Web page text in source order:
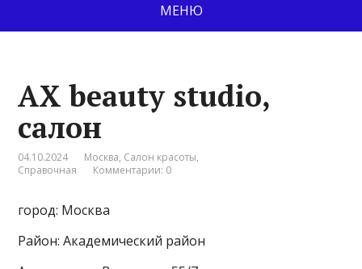
МЕНЮ
AX beauty studio,
салон
04.10.2024 Москва, Салон красоты,
Справочная
Комментарии: 0
город: Москва
Район: Академический район